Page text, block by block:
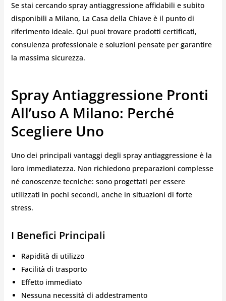
Se stai cercando spray antiaggressione affidabili e subito
disponibili a Milano, La Casa della Chiave è il punto di
riferimento ideale. Qui puoi trovare prodotti certificati,
consulenza professionale e soluzioni pensate per garantire
la massima sicurezza.
Spray Antiaggressione Pronti
All’uso A Milano: Perché
Scegliere Uno
Uno dei principali vantaggi degli spray antiaggressione è la
loro immediatezza. Non richiedono preparazioni complesse
né conoscenze tecniche: sono progettati per essere
utilizzati in pochi secondi, anche in situazioni di forte
stress.
I Benefici Principali
Rapidità di utilizzo
Facilità di trasporto
Effetto immediato
Nessuna necessità di addestramento